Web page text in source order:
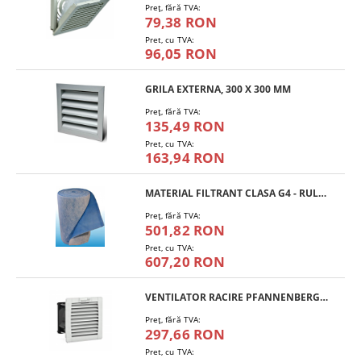
Preţ, fără TVA:
79,38 RON
Pret, cu TVA:
96,05 RON
GRILA EXTERNA, 300 X 300 MM
Preţ, fără TVA:
135,49 RON
Pret, cu TVA:
163,94 RON
MATERIAL FILTRANT CLASA G4 - RULOU
Preţ, fără TVA:
501,82 RON
Pret, cu TVA:
607,20 RON
VENTILATOR RACIRE PFANNENBERG PF 11.000
Preţ, fără TVA:
297,66 RON
Pret, cu TVA: